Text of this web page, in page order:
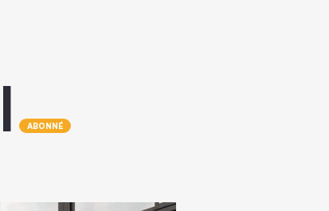
ABONNÉ